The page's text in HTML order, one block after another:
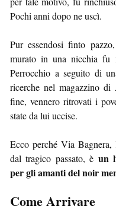
Pochi anni dopo ne uscì.
Pur essendosi finto
murato in una nicchia fu
Perrocchio a seguito di
ricerche nel magazzino
fine, vennero ritrovati i
state da lui uccise.
Ecco perché Via
dal tragico passato, è un
per gli amanti del noir
Come Arrivare